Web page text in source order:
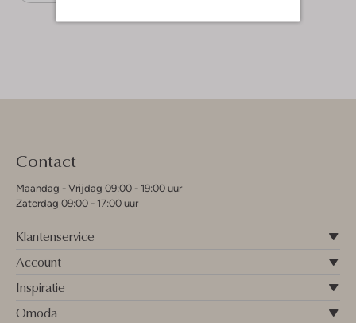
Contact
Maandag - Vrijdag 09:00 - 19:00 uur
Zaterdag 09:00 - 17:00 uur
Klantenservice
Account
Inspiratie
Omoda